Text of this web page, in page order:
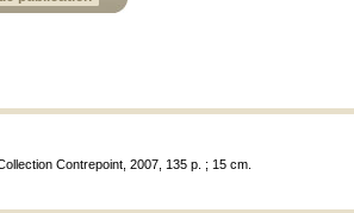
Contrepoint, 2007, 135 p. ; 15 cm.